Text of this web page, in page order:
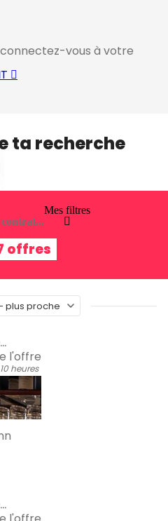
vous à votre
ta recherche
Mes filtres
offres
l'offre
heures